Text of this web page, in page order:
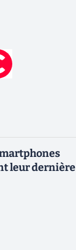
leur dernière